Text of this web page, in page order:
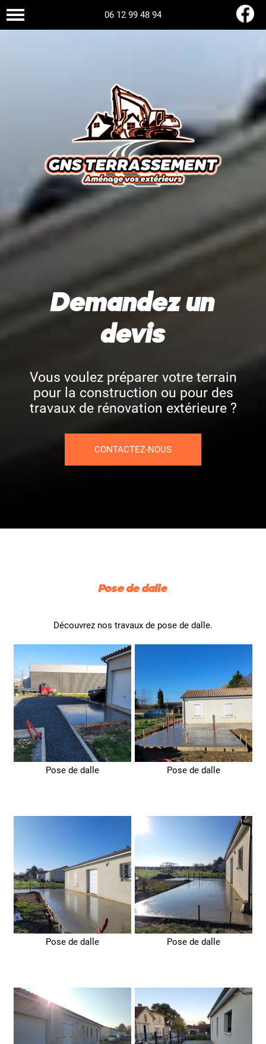
06 12 99 48 94
Demandez un
devis
Vous voulez préparer votre terrain
pour la construction ou pour des
travaux de rénovation extérieure ?
CONTACTEZ-NOUS
Pose de dalle
Découvrez nos travaux de pose de dalle.
Pose de dalle Pose de dalle
Pose de dalle Pose de dalle